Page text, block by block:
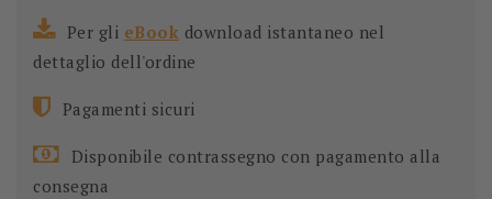
Per gli eBook download istantaneo nel
dettaglio dell'ordine
Pagamenti sicuri
Disponibile contrassegno con pagamento alla
consegna